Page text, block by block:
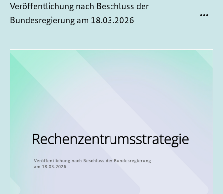
Veröffentlichung nach Beschluss der
Bundesregierung am 18.03.2026